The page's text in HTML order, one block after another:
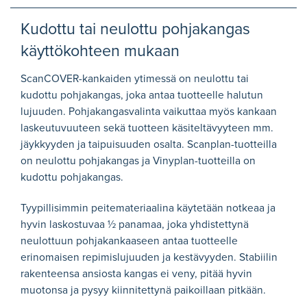
Kudottu tai neulottu pohjakangas
käyttökohteen mukaan
ScanCOVER-kankaiden ytimessä on neulottu tai
kudottu pohjakangas, joka antaa tuotteelle halutun
lujuuden. Pohjakangasvalinta vaikuttaa myös kankaan
laskeutuvuuteen sekä tuotteen käsiteltävyyteen mm.
jäykkyyden ja taipuisuuden osalta. Scanplan-tuotteilla
on neulottu pohjakangas ja Vinyplan-tuotteilla on
kudottu pohjakangas.
Tyypillisimmin peitemateriaalina käytetään notkeaa ja
hyvin laskostuvaa ½ panamaa, joka yhdistettynä
neulottuun pohjakankaaseen antaa tuotteelle
erinomaisen repimislujuuden ja kestävyyden. Stabiilin
rakenteensa ansiosta kangas ei veny, pitää hyvin
muotonsa ja pysyy kiinnitettynä paikoillaan pitkään.